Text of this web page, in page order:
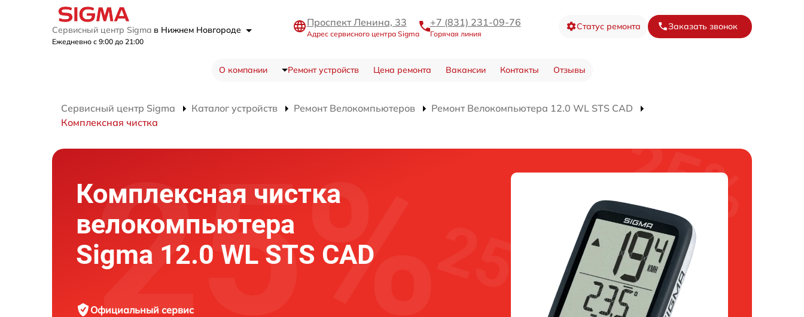
Сервисный центр Sigma в Нижнем Новгороде
Ежедневно с 9:00 до 21:00
Проспект Ленина, 33
Адрес сервисного центра Sigma
+7 (831) 231-09-76
Горячая линия
Статус ремонта Заказать звонок
О компании Ремонт устройств Цена ремонта Вакансии Контакты Отзывы
Сервисный центр Sigma Каталог устройств Ремонт Велокомпьютеров
Ремонт Велокомпьютера 12.0 WL STS CAD
Комплексная чистка
Комплексная чистка
велокомпьютера
Sigma 12.0 WL STS CAD
Официальный сервис